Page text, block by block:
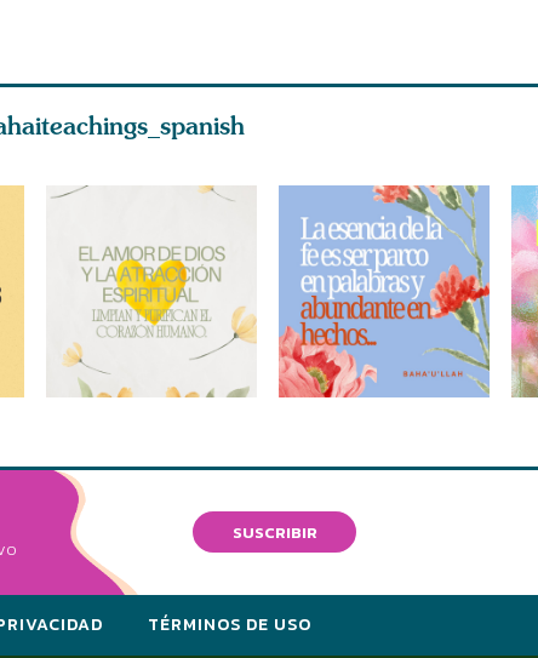
SUSCRIBIR
TÉRMINOS DE USO